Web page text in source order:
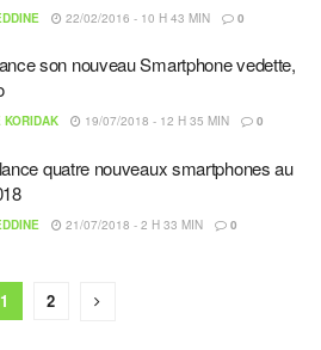
22/02/2016 - 10 H 43 MIN 0
son nouveau Smartphone vedette,
KORIDAK 19/07/2018 - 12 H 35 MIN 0
quatre nouveaux smartphones au
21/07/2018 - 2 H 33 MIN 0
1 2